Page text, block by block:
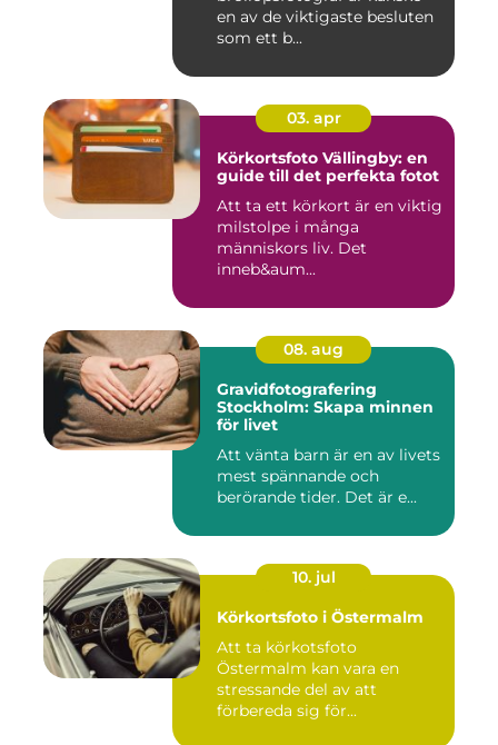
en av de viktigaste besluten
som ett b...
03. apr
Körkortsfoto Vällingby: en
guide till det perfekta fotot
Att ta ett körkort är en viktig
milstolpe i många
människors liv. Det
inneb&aum...
08. aug
Gravidfotografering
Stockholm: Skapa minnen
för livet
Att vänta barn är en av livets
mest spännande och
berörande tider. Det är e...
10. jul
Körkortsfoto i Östermalm
Att ta körkotsfoto
Östermalm kan vara en
stressande del av att
förbereda sig för...